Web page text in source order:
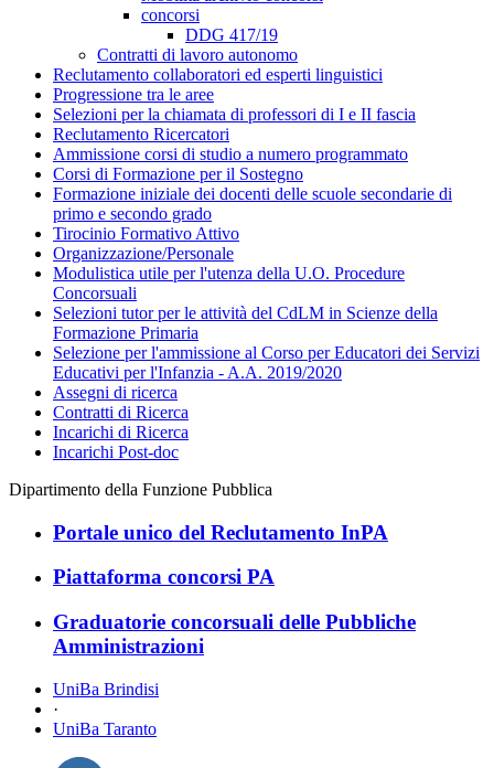
concorsi
DDG 417/19
Contratti di lavoro autonomo
Reclutamento collaboratori ed esperti linguistici
Progressione tra le aree
Selezioni per la chiamata di professori di I e II fascia
Reclutamento Ricercatori
Ammissione corsi di studio a numero programmato
Corsi di Formazione per il Sostegno
Formazione iniziale dei docenti delle scuole secondarie di
primo e secondo grado
Tirocinio Formativo Attivo
Organizzazione/Personale
Modulistica utile per l'utenza della U.O. Procedure
Concorsuali
Selezioni tutor per le attività del CdLM in Scienze della
Formazione Primaria
Selezione per l'ammissione al Corso per Educatori dei Servizi
Educativi per l'Infanzia - A.A. 2019/2020
Assegni di ricerca
Contratti di Ricerca
Incarichi di Ricerca
Incarichi Post-doc
Dipartimento della Funzione Pubblica
Portale unico del Reclutamento InPA
Piattaforma concorsi PA
Graduatorie concorsuali delle Pubbliche
Amministrazioni
UniBa Brindisi
·
UniBa Taranto